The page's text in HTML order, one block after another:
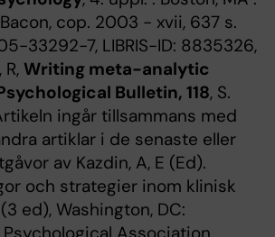
cop. 2003 - xvii, 637 s.
33292-7, LIBRIS-ID: 8835326,
Writing meta-analytic
Bulletin, 118, S.
ingår tillsammans med
artiklar i de senaste eller
av Kazdin, A, E (Ed).
och strategier inom klinisk
ed), Washington, DC: